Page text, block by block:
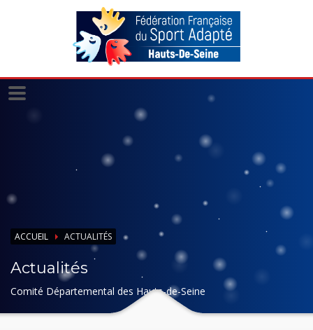
ACCUEIL ACTUALITÉS
Actualités
Comité Départemental des Hauts-de-Seine
Panneau de gestion des cookies